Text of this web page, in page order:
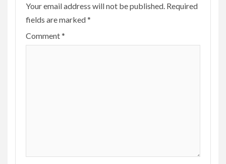
Your email address will not be published. Required
fields are marked*
Comment*